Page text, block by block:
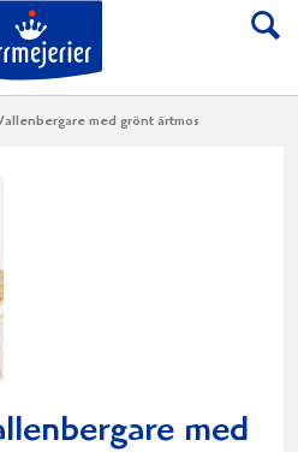
Till Norrmejerier
med grönt ärtmos
med